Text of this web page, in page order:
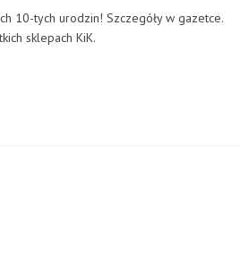
10-tych urodzin! Szczegóły w gazetce.
sklepach KiK.